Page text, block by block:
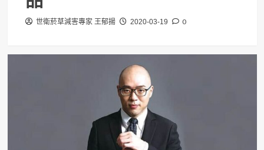
世衛菸草減害專家 王郁揚 2020-03-19 0